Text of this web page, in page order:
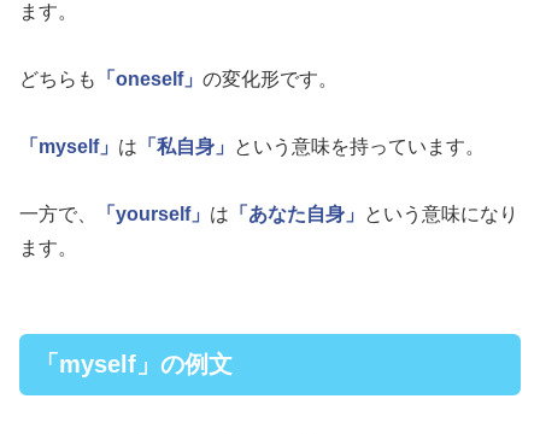
ます。
どちらも 「oneself」 の変化形です。
「myself」 は 「私自身」 という意味を持っています。
一方で、 「yourself」 は 「あなた自身」
という意味になり
ます。
「myself」の例文